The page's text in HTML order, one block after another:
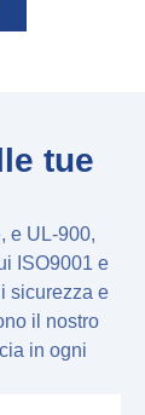
tue
e UL-900,
ISO9001 e
sicurezza e
il nostro
in ogni